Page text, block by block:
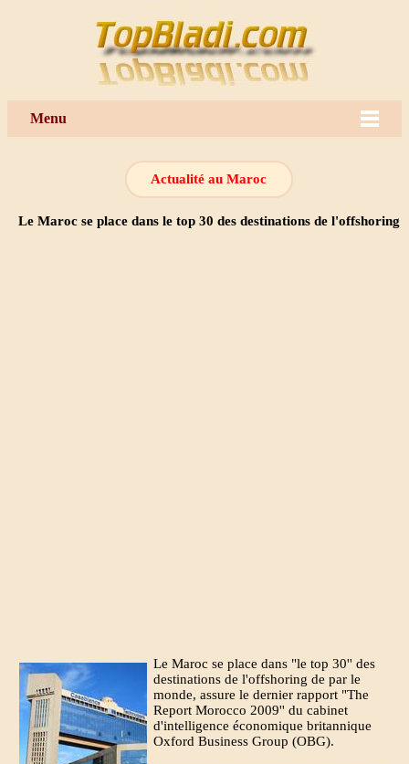
Menu
Actualité au Maroc
Le Maroc se place dans le top 30 des destinations de l'offshoring
Le Maroc se place dans "le top 30'' des
destinations de l'offshoring de par le
monde, assure le dernier rapport "The
Report Morocco 2009'' du cabinet
d'intelligence économique britannique
Oxford Business Group (OBG).